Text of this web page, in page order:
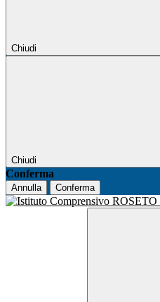
Chiudi
Chiudi
Conferma
Annulla Conferma